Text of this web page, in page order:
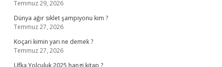
Temmuz 29, 2026
Dünya ağır sıklet şampiyonu kim ?
Temmuz 27, 2026
Koçari kimin yarı ne demek ?
Temmuz 27, 2026
Ufka Yolculuk 2025 hangi kitap ?